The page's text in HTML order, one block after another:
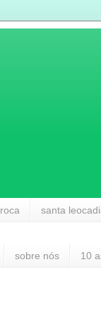
roca santa
sobre nós 10